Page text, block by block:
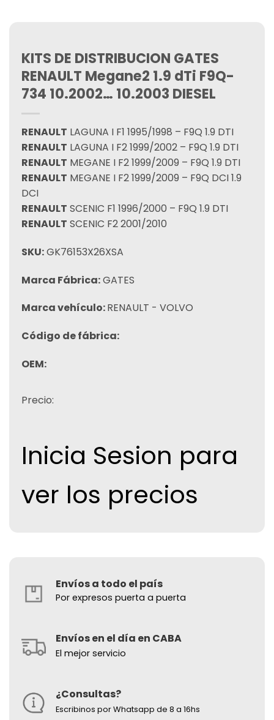
KITS DE DISTRIBUCION GATES
RENAULT Megane2 1.9 dTi F9Q-
734 10.2002… 10.2003 DIESEL
RENAULT LAGUNA I F1 1995/1998 – F9Q 1.9 DTI
RENAULT LAGUNA I F2 1999/2002 – F9Q 1.9 DTI
RENAULT MEGANE I F2 1999/2009 – F9Q 1.9 DTI
RENAULT MEGANE I F2 1999/2009 – F9Q DCI 1.9
DCI
RENAULT SCENIC F1 1996/2000 – F9Q 1.9 DTI
RENAULT SCENIC F2 2001/2010
SKU:GK76153X26XSA
Marca Fábrica:GATES
Marca vehículo:RENAULT - VOLVO
Código de fábrica:
OEM:
Precio:
Inicia Sesion para
ver los precios
Envíos a todo el país
Por expresos puerta a puerta
Envíos en el día en CABA
El mejor servicio
¿Consultas?
Escribinos por Whatsapp de 8 a 16hs